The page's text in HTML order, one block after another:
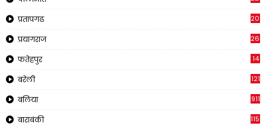
प्रतापगढ 2019
प्रयागराज 269
फतेहपुर 14
बरेली 121
बलिया 911
बाराबंकी 1150